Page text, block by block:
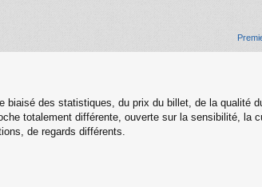
des statistiques, du prix du billet, de la qualité
totalement différente, ouverte sur la sensibilité, la
de regards différents.